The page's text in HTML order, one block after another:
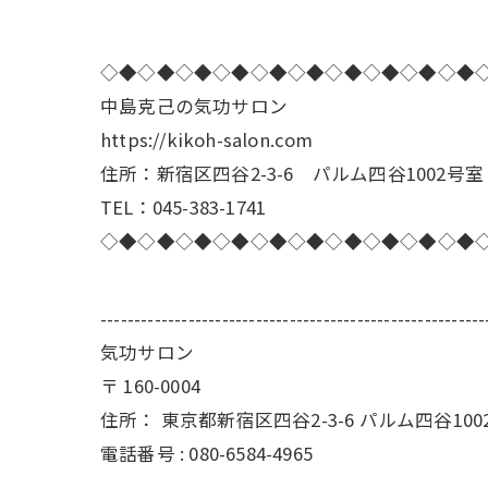
中島克己の気功サロン
https://kikoh-salon.com
住所：新宿区四谷2-3-6 パルム四谷1002号室
TEL：045-383-1741
気功サロン
〒 160-0004
住所： 東京都新宿区四谷2-3-6 パルム四谷
電話番号 : 080-6584-4965